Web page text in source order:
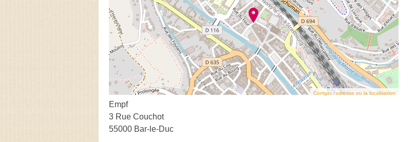
Corriger l’adresse ou la localisation
Empf
3 Rue Couchot
55000 Bar-le-Duc